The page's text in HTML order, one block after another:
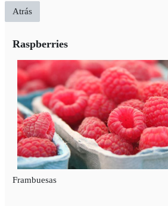
Atrás
Raspberries
Frambuesas